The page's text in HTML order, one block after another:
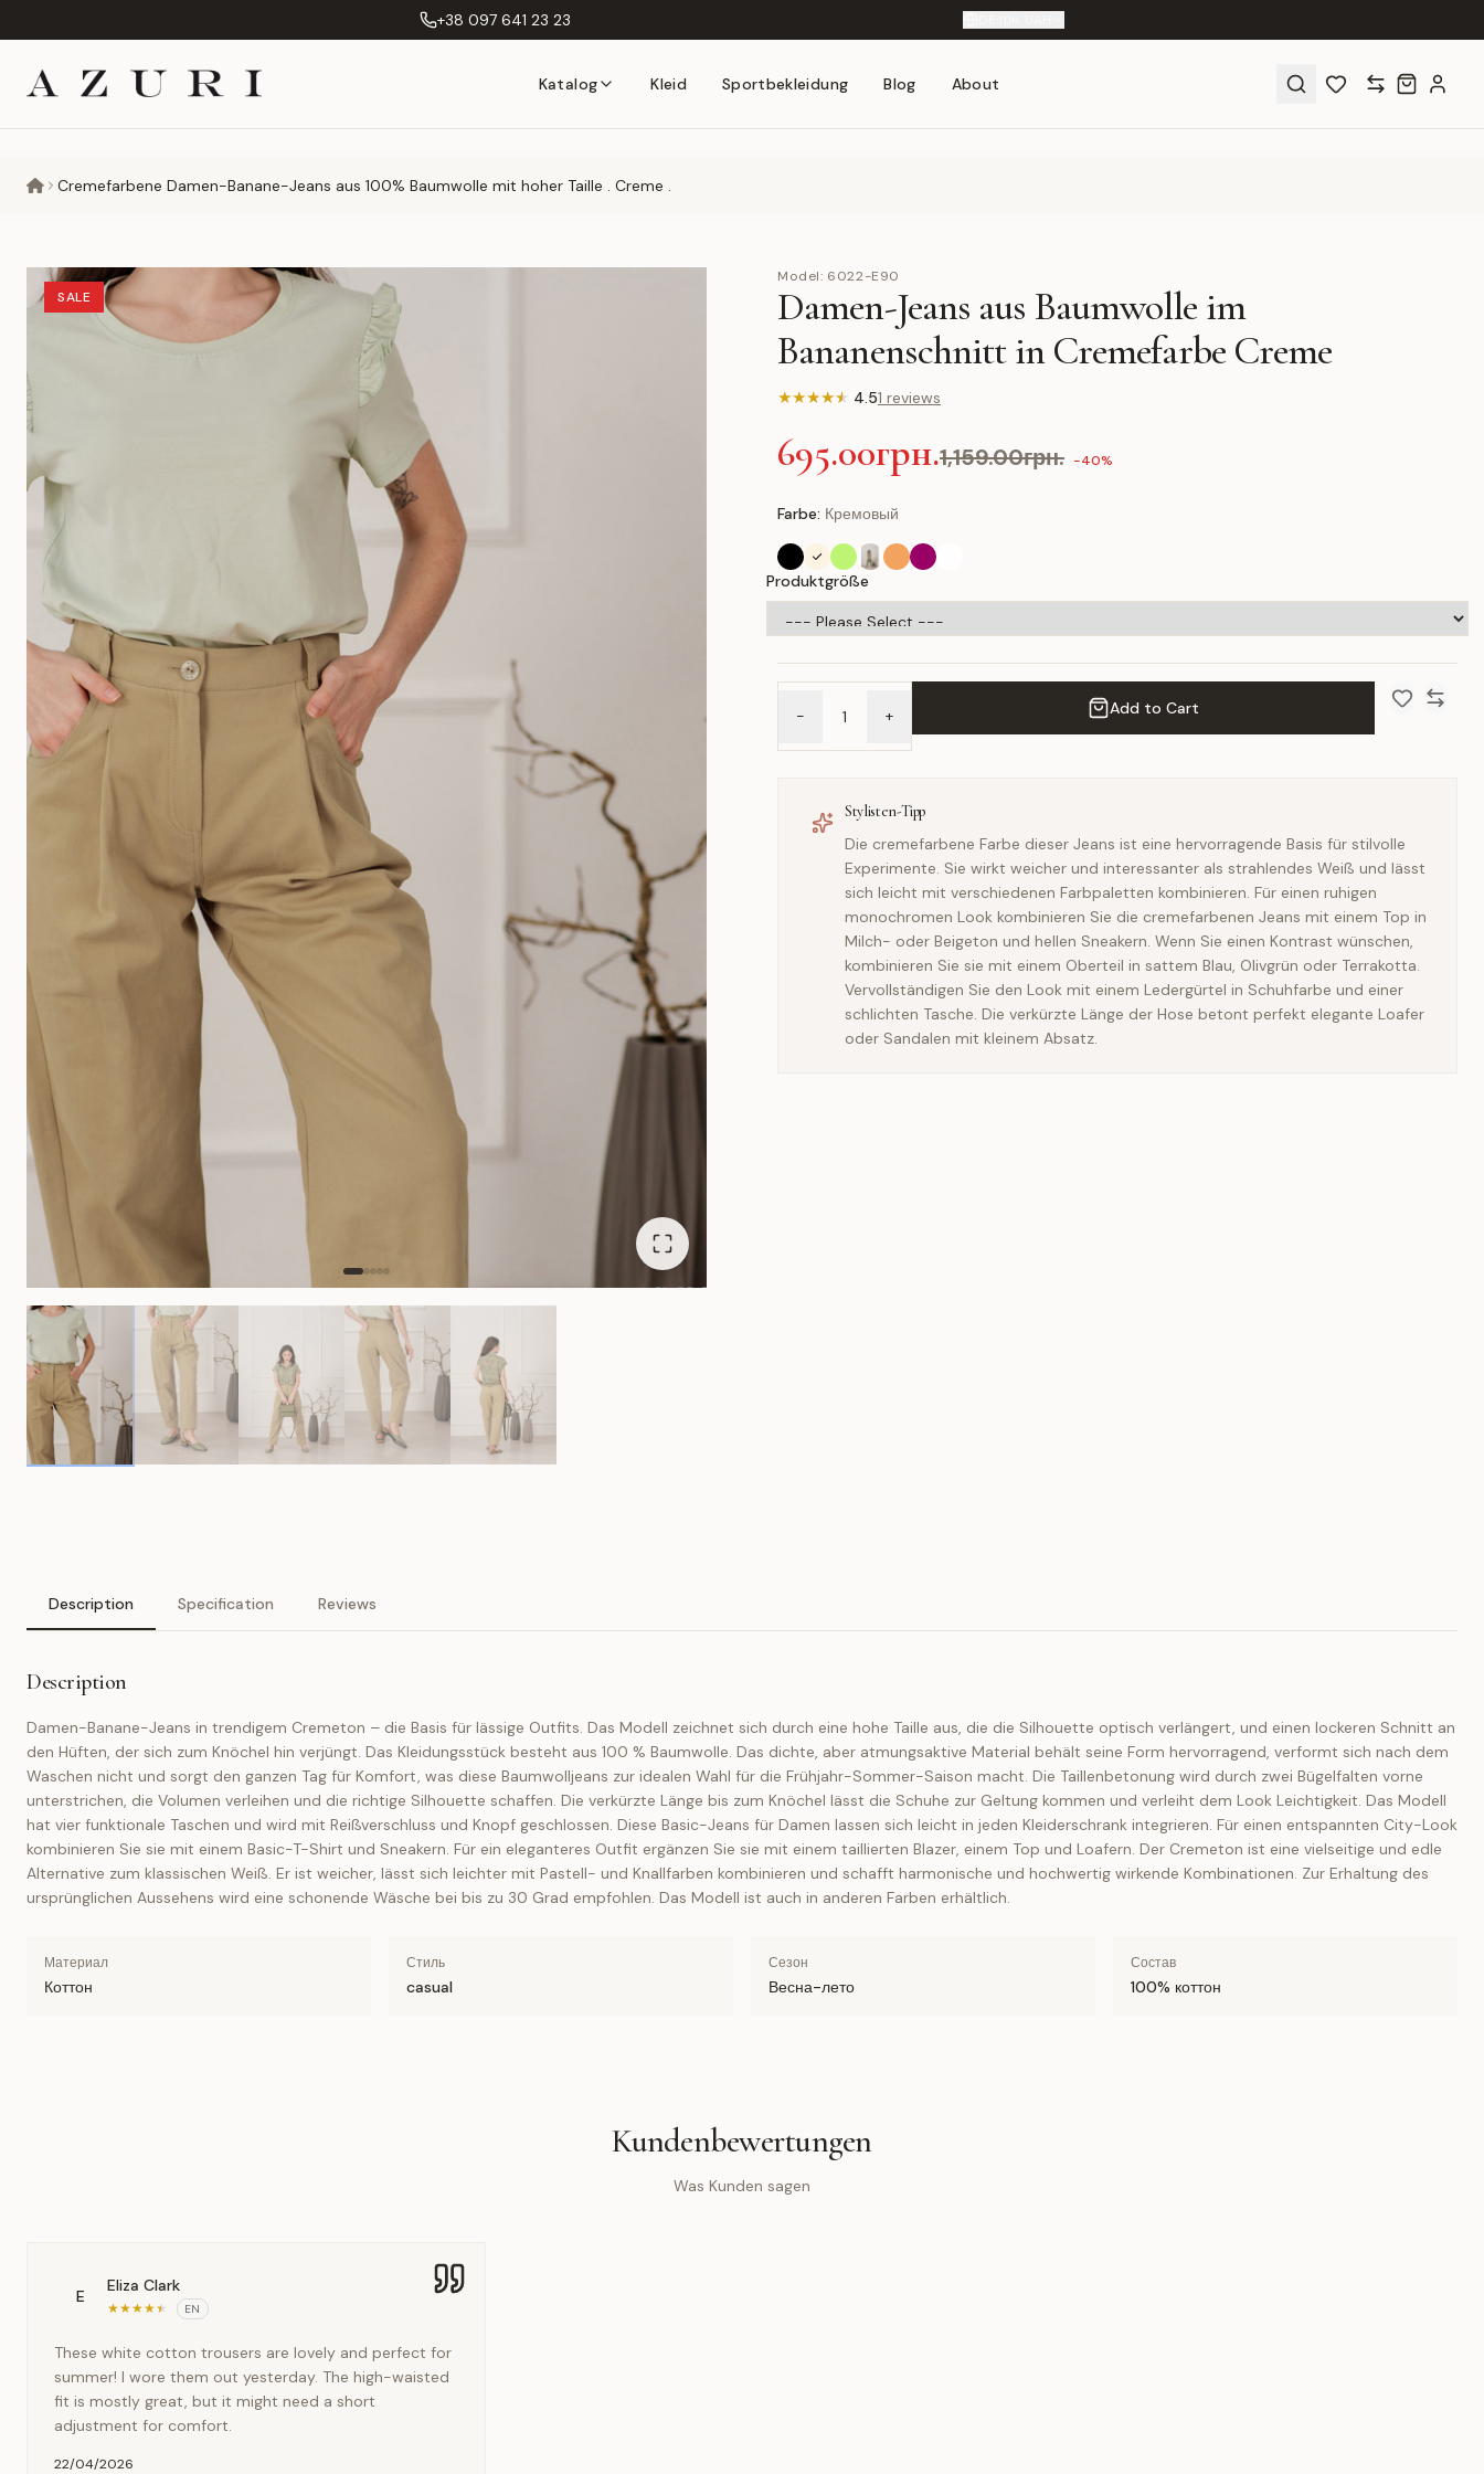
+38 097 641 23 23
Katalog Kleid Sportbekleidung Blog About
Cremefarbene Damen-Banane-Jeans aus 100% Baumwolle mit hoher Taille . Creme .
SALE
Model: 6022-E90
Damen-Jeans aus Baumwolle im
Bananenschnitt in Cremefarbe Creme
★★★★★ 4.51 reviews
695.00грн.1,159.00грн. -40%
Farbe: Кремовый
Produktgröße
- + Add to Cart
Stylisten-Tipp
Die cremefarbene Farbe dieser Jeans ist eine hervorragende Basis für stilvolle
Experimente. Sie wirkt weicher und interessanter als strahlendes Weiß und lässt
sich leicht mit verschiedenen Farbpaletten kombinieren. Für einen ruhigen
monochromen Look kombinieren Sie die cremefarbenen Jeans mit einem Top in
Milch- oder Beigeton und hellen Sneakern. Wenn Sie einen Kontrast wünschen,
kombinieren Sie sie mit einem Oberteil in sattem Blau, Olivgrün oder Terrakotta.
Vervollständigen Sie den Look mit einem Ledergürtel in Schuhfarbe und einer
schlichten Tasche. Die verkürzte Länge der Hose betont perfekt elegante Loafer
oder Sandalen mit kleinem Absatz.
Description Specification Reviews
Description
Damen-Banane-Jeans in trendigem Cremeton – die Basis für lässige Outfits. Das Modell zeichnet sich durch eine hohe Taille aus, die die Silhouette optisch verlängert, und einen lockeren Schnitt an
den Hüften, der sich zum Knöchel hin verjüngt. Das Kleidungsstück besteht aus 100 % Baumwolle. Das dichte, aber atmungsaktive Material behält seine Form hervorragend, verformt sich nach dem
Waschen nicht und sorgt den ganzen Tag für Komfort, was diese Baumwolljeans zur idealen Wahl für die Frühjahr-Sommer-Saison macht. Die Taillenbetonung wird durch zwei Bügelfalten vorne
unterstrichen, die Volumen verleihen und die richtige Silhouette schaffen. Die verkürzte Länge bis zum Knöchel lässt die Schuhe zur Geltung kommen und verleiht dem Look Leichtigkeit. Das Modell
hat vier funktionale Taschen und wird mit Reißverschluss und Knopf geschlossen. Diese Basic-Jeans für Damen lassen sich leicht in jeden Kleiderschrank integrieren. Für einen entspannten City-Look
kombinieren Sie sie mit einem Basic-T-Shirt und Sneakern. Für ein eleganteres Outfit ergänzen Sie sie mit einem taillierten Blazer, einem Top und Loafern. Der Cremeton ist eine vielseitige und edle
Alternative zum klassischen Weiß. Er ist weicher, lässt sich leichter mit Pastell- und Knallfarben kombinieren und schafft harmonische und hochwertig wirkende Kombinationen. Zur Erhaltung des
ursprünglichen Aussehens wird eine schonende Wäsche bei bis zu 30 Grad empfohlen. Das Modell ist auch in anderen Farben erhältlich.
Материал
Коттон
Стиль
casual
Сезон
Весна-лето
Состав
100% коттон
Kundenbewertungen
Was Kunden sagen
E
Eliza Clark
★★★★★ EN
These white cotton trousers are lovely and perfect for
summer! I wore them out yesterday. The high-waisted
fit is mostly great, but it might need a short
adjustment for comfort.
22/04/2026